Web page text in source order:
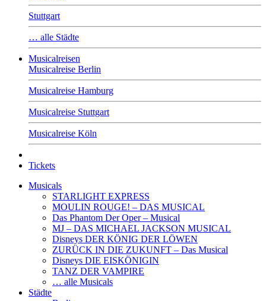
Stuttgart
… alle Städte
Musicalreisen
Musicalreise Berlin
Musicalreise Hamburg
Musicalreise Stuttgart
Musicalreise Köln
Tickets
Musicals
STARLIGHT EXPRESS
MOULIN ROUGE! – DAS MUSICAL
Das Phantom Der Oper – Musical
MJ – DAS MICHAEL JACKSON MUSICAL
Disneys DER KÖNIG DER LÖWEN
ZURÜCK IN DIE ZUKUNFT – Das Musical
Disneys DIE EISKÖNIGIN
TANZ DER VAMPIRE
… alle Musicals
Städte